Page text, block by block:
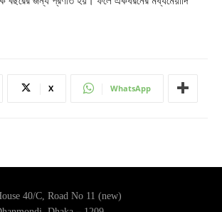
X WhatsApp
40/C, Road No 11 (new)